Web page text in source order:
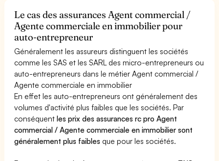
Le cas des assurances Agent commercial /
Agente commerciale en immobilier pour
auto-entrepreneur
Généralement les assureurs distinguent les sociétés
comme les SAS et les SARL des micro-entrepreneurs ou
auto-entrepreneurs dans le métier Agent commercial /
Agente commerciale en immobilier
En effet les auto-entrepreneurs ont généralement des
volumes d'activité plus faibles que les sociétés. Par
conséquentles prix des assurances rc pro Agent
commercial / Agente commerciale en immobilier sont
généralement plus faibles que pour les sociétés.